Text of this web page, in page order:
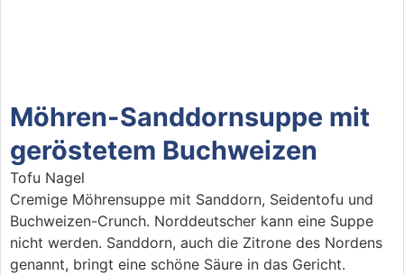
Möhren-Sanddornsuppe mit
geröstetem Buchweizen
Tofu Nagel
Cremige Möhrensuppe mit Sanddorn, Seidentofu und
Buchweizen-Crunch. Norddeutscher kann eine Suppe
nicht werden. Sanddorn, auch die Zitrone des Nordens
genannt, bringt eine schöne Säure in das Gericht.